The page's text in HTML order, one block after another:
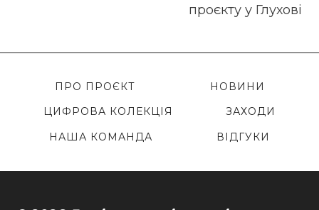
проєкту у Глухові
ПРО ПРОЄКТ
НОВИНИ
ЦИФРОВА КОЛЕКЦІЯ
ЗАХОДИ
НАША КОМАНДА
ВІДГУКИ